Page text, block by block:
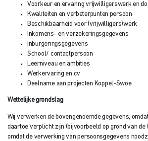
Voorkeur en ervaring vrijwilligerswerk en
Kwaliteiten en verbeterpunten persoon
Beschikbaarheid voor (vrijwilligers)werk
Inkomens- en verzekeringsgegevens
Inburgeringsgegevens
School/ contactpersoon
Leerniveau en ambities
Werkervaring en cv
Deelname aan projecten Koppel-Swoe
Wettelijke grondslag
Wij verwerken de bovengenoemde gegevens,
daartoe verplicht zijn (bijvoorbeeld op grond van de
omdat de verwerking van persoonsgegevens